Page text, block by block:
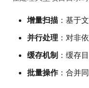
增量扫描 ：基于
并行处理 ：对非
缓存机制 ：缓存
批量操作：合并